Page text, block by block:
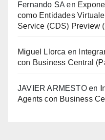
Fernando SA en
como Entidades
Service (CDS) Preview
Miguel Llorca en
con Business Central
JAVIER ARMESTOen
Agents con Business